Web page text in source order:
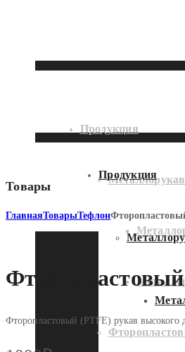
Продукция
Продукция
Товары
ГлавнаяТоварыТефлон
Фторопластовый (PTFE) рукав высокого